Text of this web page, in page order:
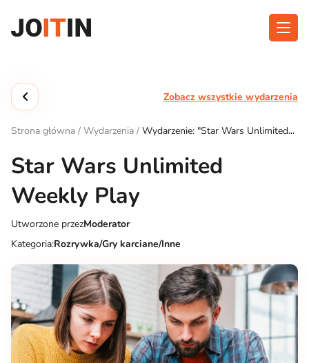
treści
Funkcjonalność
Kontakt
Pobierz aplikację:
Zobacz wszystkie wydarzenia
Strona główna / Wydarzenia / Wydarzenie: "Star Wars Unlimited
Star Wars Unlimited
Weekly Play
Utworzone przezModerator
Kategoria:Rozrywka/Gry karciane/Inne